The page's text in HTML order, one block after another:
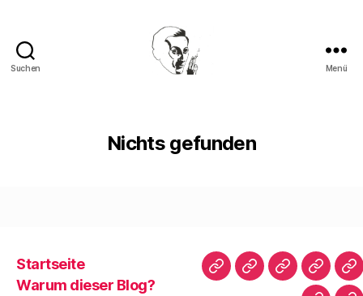
Suchen Menü
Nichts gefunden
Startseite
Warum dieser Blog?
Startseite
WarumBibliografie
Vita